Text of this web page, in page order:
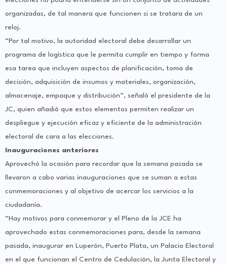
organizadas, de tal manera que funcionen si se tratara de un
reloj.
“Por tal motivo, la autoridad electoral debe desarrollar un
programa de logística que le permita cumplir en tiempo y forma
esa tarea que incluyen aspectos de planificación, toma de
decisión, adquisición de insumos y materiales, organización,
almacenaje, empaque y distribución”, señaló el presidente de la
JC, quien añadió que estos elementos permiten realizar un
despliegue y ejecución eficaz y eficiente de la administración
electoral de cara a las elecciones.
Inauguraciones anteriores
Aprovechó la ocasión para recordar que la semana pasada se
llevaron a cabo varias inauguraciones que se suman a estas
conmemoraciones y al objetivo de acercar los servicios a la
ciudadanía.
“Hay motivos para conmemorar y el Pleno de la JCE ha
aprovechado estas conmemoraciones para, desde la semana
pasada, inaugurar en Luperón, Puerto Plata, un Palacio Electoral
en el que funcionan el Centro de Cedulación, la Junta Electoral y